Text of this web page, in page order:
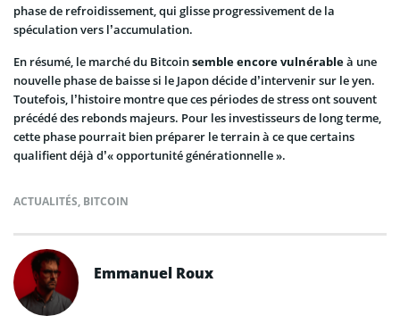
phase de refroidissement, qui glisse progressivement de la
spéculation vers l’accumulation.
En résumé, le marché du Bitcoinsemble encore vulnérableà une
nouvelle phase de baisse si le Japon décide d’intervenir sur le yen.
Toutefois, l’histoire montre que ces périodes de stress ont souvent
précédé des rebonds majeurs. Pour les investisseurs de long terme,
cette phase pourrait bien préparer le terrain à ce que certains
qualifient déjà d’« opportunité générationnelle ».
ACTUALITÉS, BITCOIN
Emmanuel Roux